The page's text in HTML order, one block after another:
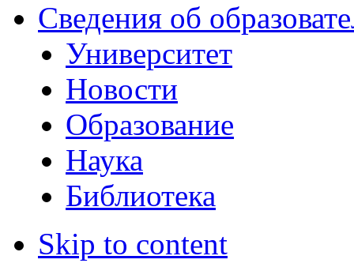
Сведения об
Университет
Новости
Образование
Наука
Библиотека
Skip to content